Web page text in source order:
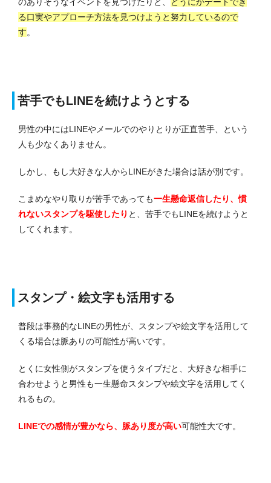
る口実やアプローチ方法を見つけようと努力しているので
す。
苦手でもLINEを続けようとする
男性の中にはLINEやメールでのやりとりが正直苦手、という
人も少なくありません。
しかし、もし大好きな人からLINEがきた場合は話が別です。
こまめなやり取りが苦手であっても一生懸命返信したり、慣
れないスタンプを駆使したり と、苦手でもLINEを続けようと
してくれます。
スタンプ・絵文字も活用する
普段は事務的なLINEの男性が、スタンプや絵文字を活用して
くる場合は脈ありの可能性が高いです。
とくに女性側がスタンプを使うタイプだと、大好きな相手に
合わせようと男性も一生懸命スタンプや絵文字を活用してく
れるもの。
LINEでの感情が豊かなら、脈あり度が高い可能性大です。